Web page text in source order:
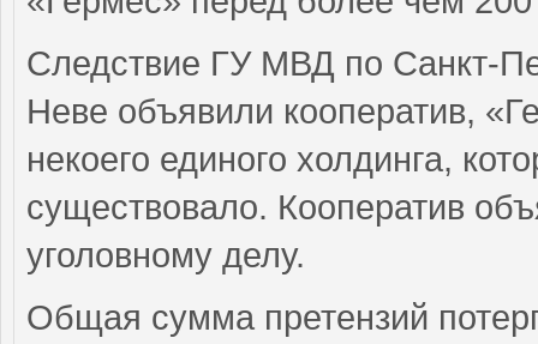
Следствие ГУ МВД по Санкт-
Неве объявили кооператив,
некоего единого холдинга,
существовало. Кооператив
уголовному делу.
Общая сумма претензий